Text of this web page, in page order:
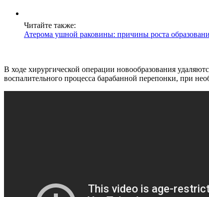
Читайте также:
Атерома ушной раковины: причины роста
В ходе хирургической операции новообразования
воспалительного процесса барабанной перепонки, при